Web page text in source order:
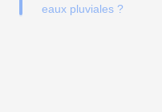
eaux pluviales ?